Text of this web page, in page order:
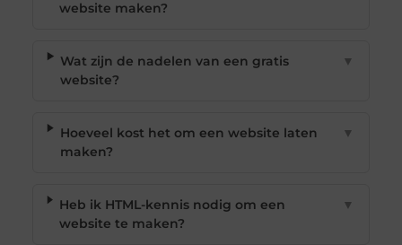
website maken?
Wat zijn de nadelen van een gratis
website?
▼
Hoeveel kost het om een website laten
maken?
▼
Heb ik HTML-kennis nodig om een
website te maken?
▼